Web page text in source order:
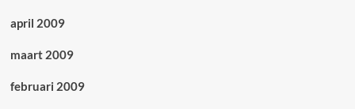
april 2009
maart 2009
februari 2009